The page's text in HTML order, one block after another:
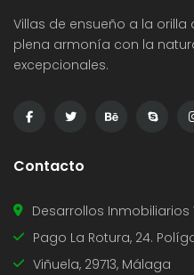
Villas de ensueño a la orilla
plena armonía con la
excepcionales.
Contacto
Desarrollos Inmobiliarios
Pago La Rotura, 24.
Viñuela, 29713, Málaga